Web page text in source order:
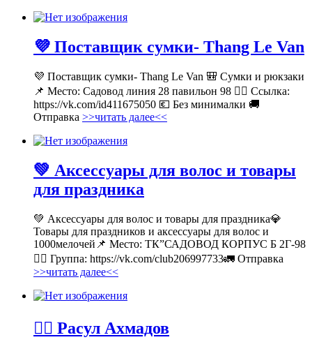
💜 Поставщик сумки- Thang Le Van
💜 Поставщик сумки- Thang Le Van 🎒 Сумки и рюкзаки
📌 Место: Садовод линия 28 павильон 98 👉🏻 Ссылка:
https://vk.com/id411675050 💶 Без минималки 🚚
Отправка >>читать далее<<
💚 Аксессуары для волос и товары
для праздника
💚 Аксессуары для волос и товары для праздника💎
Товары для праздников и аксессуары для волос и
1000мелочей📌 Место: ТК”САДОВОД КОРПУС Б 2Г-98
👉🏻 Группа: https://vk.com/club206997733🚛 Отправка
>>читать далее<<
💁‍♂ Расул Ахмадов